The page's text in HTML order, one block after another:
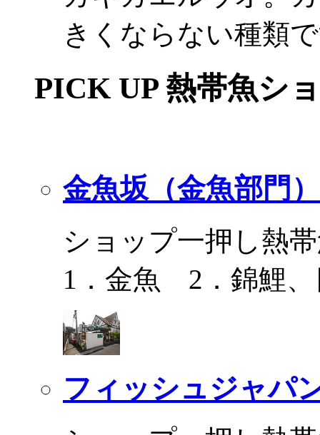
きくならない種類
PICK UP 熱帯魚シ
金魚坂（金魚部門）
ショップ一押し熱
1．金魚 2．錦鯉、
フィッシュジャパ